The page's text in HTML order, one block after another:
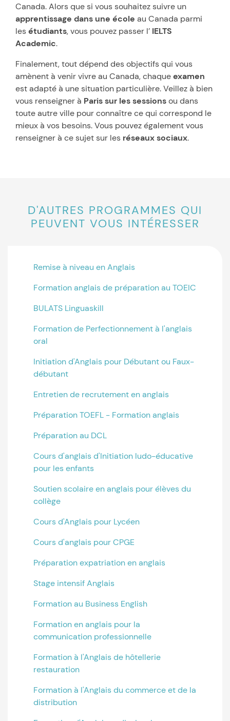
Canada. Alors que si vous souhaitez suivre un
apprentissage dans une école au Canada parmi
lesétudiants, vous pouvez passer l’ IELTS
Academic.
Finalement, tout dépend des objectifs qui vous
amènent à venir vivre au Canada, chaqueexamen
est adapté à une situation particulière. Veillez à bien
vous renseigner à Paris sur les sessionsou dans
toute autre ville pour connaître ce qui correspond le
mieux à vos besoins. Vous pouvez également vous
renseigner à ce sujet sur les réseaux sociaux.
D'AUTRES PROGRAMMES QUI
PEUVENT VOUS INTÉRESSER
Remise à niveau en Anglais
Formation anglais de préparation au TOEIC
BULATS Linguaskill
Formation de Perfectionnement à l'anglais
oral
Initiation d'Anglais pour Débutant ou Faux-
débutant
Entretien de recrutement en anglais
Préparation TOEFL - Formation anglais
Préparation au DCL
Cours d'anglais d'Initiation ludo-éducative
pour les enfants
Soutien scolaire en anglais pour élèves du
collège
Cours d'Anglais pour Lycéen
Cours d'anglais pour CPGE
Préparation expatriation en anglais
Stage intensif Anglais
Formation au Business English
Formation en anglais pour la
communication professionnelle
Formation à l'Anglais de hôtellerie
restauration
Formation à l'Anglais du commerce et de la
distribution